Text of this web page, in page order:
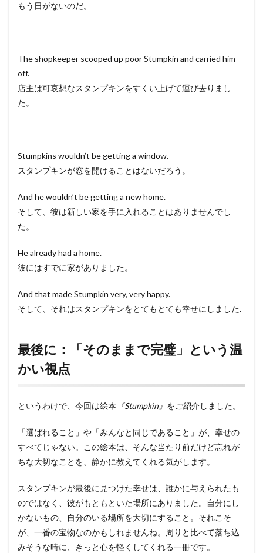
もう日がないのだ。
The shopkeeper scooped up poor Stumpkin and carried him
off.
店主は可哀想なスタンプキンをすくい上げて運び去りまし
た。
Stumpkins wouldn’t be getting a window.
スタンプキンが窓を開けることはないだろう。
And he wouldn’t be getting a new home.
そして、彼は新しい家を手に入れることはありませんでし
た。
He already had a home.
彼にはすでに家がありました。
And that made Stumpkin very, very happy.
そして、それはスタンプキンをとてもとても幸せにしました.
最後に：「そのままで完璧」という温
かい視点
というわけで、今回は絵本 『Stumpkin』 をご紹介しました。
「選ばれること」や「みんなと同じであること」が、幸せの
すべてじゃない。この絵本は、そんな当たり前だけど忘れが
ちな大切なことを、静かに教えてくれる気がします。
スタンプキンが最後に見つけた幸せは、誰かに与えられたも
のではなく、彼がもともといた場所にありました。自分にし
かないもの、自分のいる場所を大切にすること。それこそ
が、一番の宝物なのかもしれませんね。周りと比べて落ち込
みそうな時に、きっと心を軽くしてくれる一冊です。